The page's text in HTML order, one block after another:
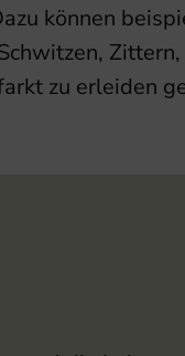
können
zu erleiden